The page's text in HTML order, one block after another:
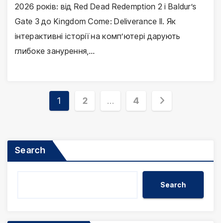
2026 років: від Red Dead Redemption 2 і Baldur’s
Gate 3 до Kingdom Come: Deliverance II. Як
інтерактивні історії на комп’ютері дарують
глибоке занурення,…
Posts
1 2 … 4
Search
Search